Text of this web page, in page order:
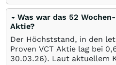
Was war das 52
Aktie?
Der Höchststand, in den
Proven VCT Aktie lag bei
30.03.26). Laut aktuellem